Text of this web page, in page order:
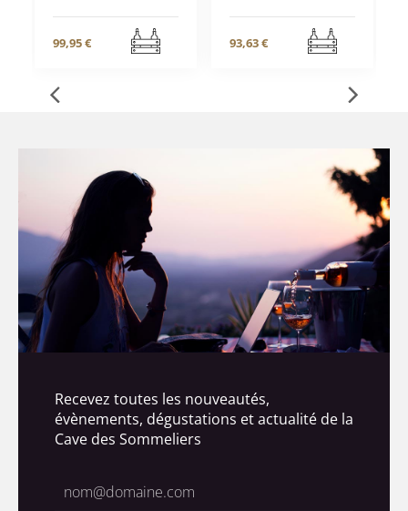
99,95 € 93,63 €
Recevez toutes les nouveautés,
évènements, dégustations et actualité de la
Cave des Sommeliers